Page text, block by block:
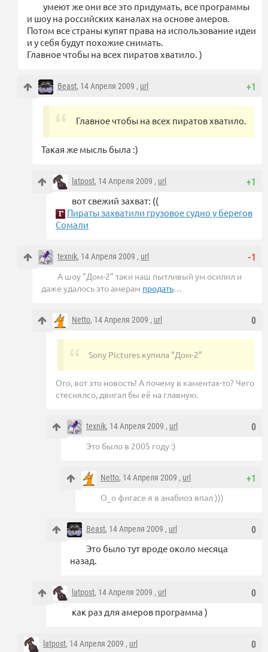
умеют же они все это придумать, все программы
и шоу на российских каналах на основе амеров.
Потом все страны купят права на использование идеи
и у себя будут похожие снимать.
Главное чтобы на всех пиратов хватило. )
+1
Beast, 14 Апреля 2009 , url
Главное чтобы на всех пиратов хватило.
Такая же мысль была :)
+1
latpost, 14 Апреля 2009 , url
вот свежий захват: ((
Пираты захватили грузовое судно у берегов
Сомали
-1
texnik, 14 Апреля 2009 , url
А шоу "Дом-2" таки наш пытливый ум осилил и
даже удалось это амерам продать…
0
Netto, 14 Апреля 2009 , url
Sony Pictures купила “Дом-2”
Ого, вот это новость! А почему в каментах-то? Чего
стеснялсо, двигал бы её на главную.
0
texnik, 14 Апреля 2009 , url
Это было в 2005 году :)
+1
Netto, 14 Апреля 2009 , url
О_о фигасе я в анабиоз впал )))
0
Beast, 14 Апреля 2009 , url
Это было тут вроде около месяца
назад.
0
latpost, 14 Апреля 2009 , url
как раз для амеров программа )
0
latpost, 14 Апреля 2009 , url